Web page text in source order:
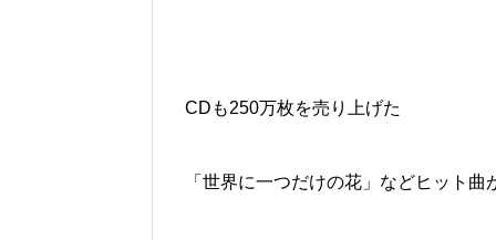
CDも250万枚を売り上げた
「 世界に一つだけの花 」などヒット曲